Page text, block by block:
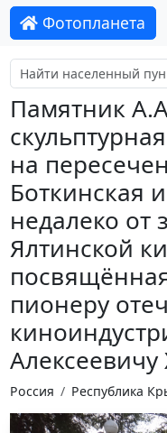
Фотопланета
Памятник
на
Боткинская
недалеко
Ялтинской
пионеру
Россия Республика